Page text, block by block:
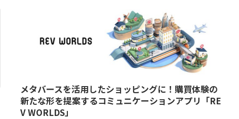
メタバースを活用したショッピングに！購買体験の
新たな形を提案するコミュニケーションアプリ「RE
V WORLDS」